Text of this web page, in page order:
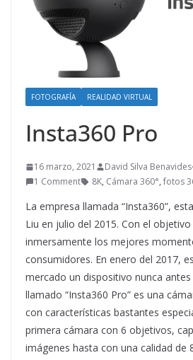
FOTOGRAFÍA REALIDAD VIRTUAL
Insta360 Pro
16 marzo, 2021 David Silva Benavides
1 Comment
8K, Cámara 360°, fotos
La empresa llamada “Insta360”,
Liu en julio del 2015. Con el
inmersamente los mejores
consumidores. En enero del 2017,
mercado un dispositivo nunca
llamado “Insta360 Pro” es una
con características bastantes
primera cámara con 6 objetivos,
imágenes hasta con una calidad de